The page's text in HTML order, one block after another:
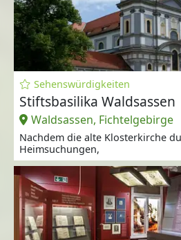
Sehenswürdigkeiten
Stiftsbasilika Waldsassen
Waldsassen, Fichtelgebirge
Nachdem die alte Klosterkirche
Heimsuchungen,